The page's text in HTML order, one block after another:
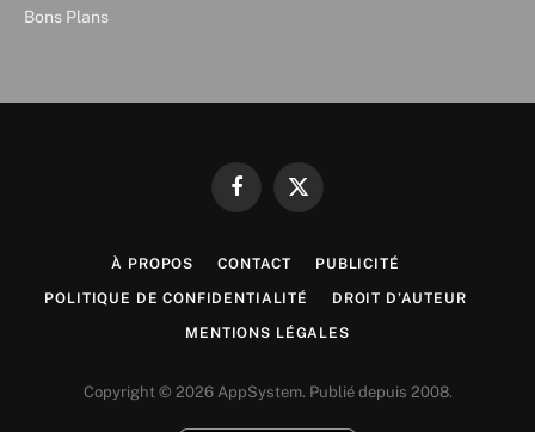
Bons Plans
FacebookX
À PROPOS CONTACT PUBLICITÉ
POLITIQUE DE CONFIDENTIALITÉ DROIT D’AUTEUR
MENTIONS LÉGALES
Copyright © 2026 AppSystem. Publié depuis 2008.